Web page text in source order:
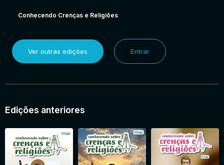
Conhecendo Crenças e Religiões
Ver outras edições Entrar
Edições anteriores